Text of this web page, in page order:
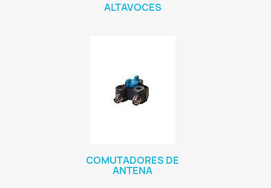
ALTAVOCES
COMUTADORES DE
ANTENA